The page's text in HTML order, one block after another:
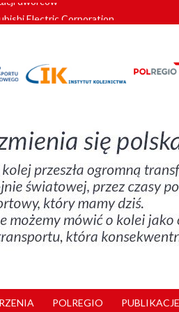
nowych EZT
Łatwiejsze dojazdy do pracy i
dworców
POLREGIO